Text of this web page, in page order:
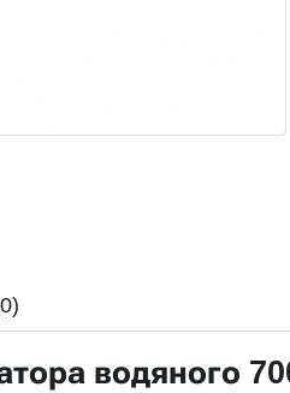
0)
водяного